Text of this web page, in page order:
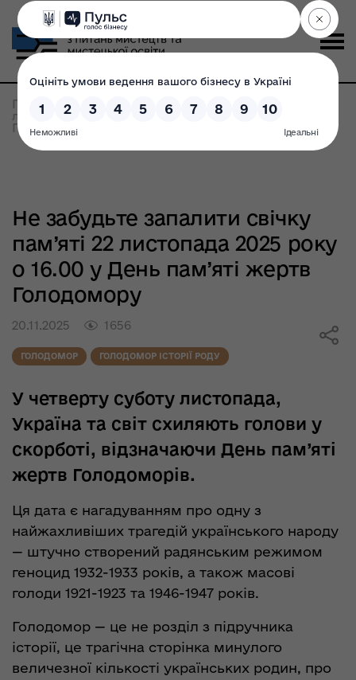
Головна
Не забудьте запалити свічку пам’яті 22
листопада 2025 року о 16.00 у День пам’яті жертв
Голодомору
Не забудьте запалити свічку
пам’яті 22 листопада 2025 року
о 16.00 у День пам’яті жертв
Голодомору
20.11.2025 1656
ГОЛОДОМОР ГОЛОДОМОР ІСТОРІЇ РОДУ
У четверту суботу листопада,
Україна та світ схиляють голови у
скорботі, відзначаючи День пам’яті
жертв Голодоморів.
Ця дата є нагадуванням про одну з
найжахливіших трагедій українського народу
— штучно створений радянським режимом
геноцид 1932-1933 років, а також масові
голоди 1921-1923 та 1946-1947 років.
Голодомор — це не розділ з підручника
історії, це трагічна сторінка минулого
величезної кількості українських родин, про